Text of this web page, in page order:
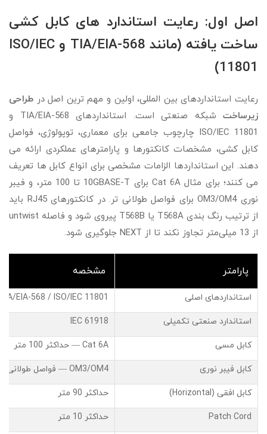
اصل اول: رعایت استاندارد های کابل‌ کشی
ساخت‌ یافته (مانند TIA/EIA-568 و ISO/IEC
11801)
رعایت استانداردهای بین‌ المللی، اولین و مهم‌ ترین اصل در طراحی
زیرساخت
شبکه صنعتی است. استانداردهای TIA/EIA-568 و
ISO/IEC 11801 چارچوب جامعی برای معماری، توپولوژی، فواصل
کابل‌ کشی، مشخصات کانکتورها و پارامترهای عملکردی ارائه می‌
دهند. این استانداردها الزامات مشخصی برای انواع کابل‌ ها تعریف
می‌ کنند؛ برای مثال Cat 6A برای 10GBASE-T تا 100 متر، و فیبر
نوری OM3/OM4 برای فواصل طولانی‌ تر. در کانکتورهای RJ45 باید
از ترتیب رنگ‌ بندی T568A یا T568B پیروی شود و فاصله untwist
از 13 میلی‌متر تجاوز نکند تا از NEXT جلوگیری شود.
پارامتر مشخصه
استانداردهای اصلی TIA/EIA-568 / ISO/IEC 11801
استاندارد صنعتی تکمیلی IEC 61918
کابل مسی Cat 6A — حداکثر 100 متر
کابل فیبر نوری OM3/OM4 — فواصل طولانی
کابل افقی (Horizontal) حداکثر 90 متر
Patch Cord حداکثر 10 متر